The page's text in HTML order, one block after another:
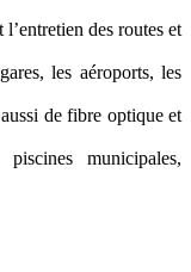
l’entretien des routes et
les aéroports, les
de fibre optique et
municipales,